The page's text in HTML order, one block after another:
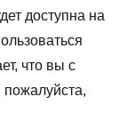
доступна на
что вы с